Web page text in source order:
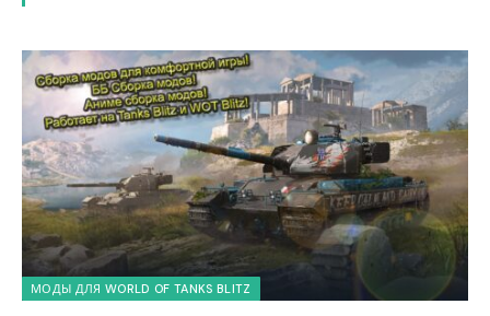
МОДЫ ДЛЯ WORLD OF TANKS BLITZ